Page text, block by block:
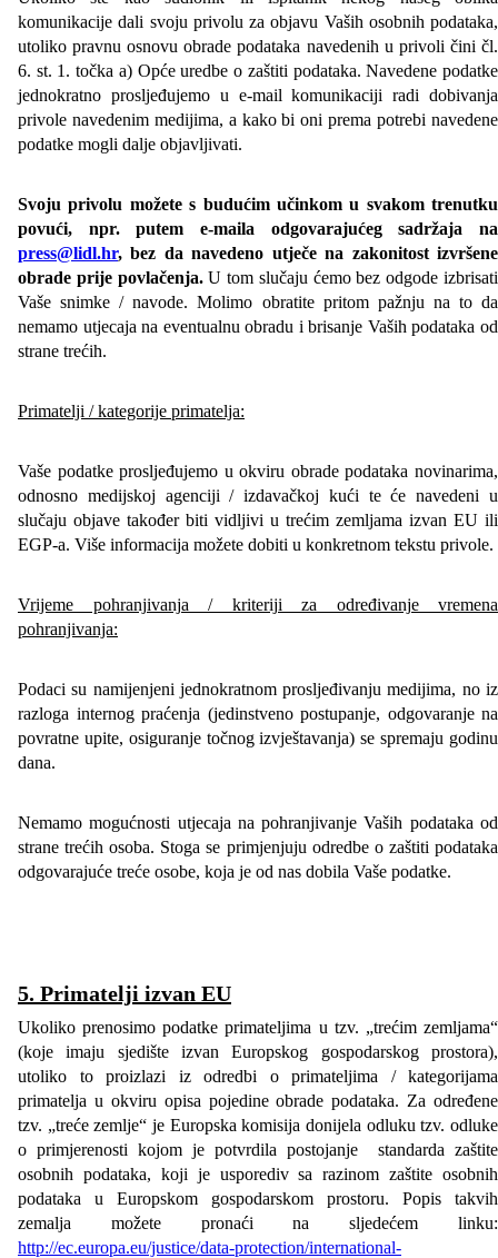
komunikacije dali svoju privolu za objavu Vaših osobnih podataka,
utoliko pravnu osnovu obrade podataka navedenih u privoli čini čl.
6. st. 1. točka a) Opće uredbe o zaštiti podataka. Navedene podatke
jednokratno prosljeđujemo u e-mail komunikaciji radi dobivanja
privole navedenim medijima, a kako bi oni prema potrebi navedene
podatke mogli dalje objavljivati.
Svoju privolu možete s budućim učinkom u svakom trenutku
povući, npr. putem e-maila odgovarajućeg sadržaja na
press@lidl.hr, bez da navedeno utječe na zakonitost izvršene
obrade prije povlačenja.U tom slučaju ćemo bez odgode izbrisati
Vaše snimke / navode. Molimo obratite pritom pažnju na to da
nemamo utjecaja na eventualnu obradu i brisanje Vaših podataka od
strane trećih.
Primatelji / kategorije primatelja:
Vaše podatke prosljeđujemo u okviru obrade podataka novinarima,
odnosno medijskoj agenciji / izdavačkoj kući te će navedeni u
slučaju objave također biti vidljivi u trećim zemljama izvan EU ili
EGP-a. Više informacija možete dobiti u konkretnom tekstu privole.
Vrijeme pohranjivanja / kriteriji za određivanje vremena
pohranjivanja:
Podaci su namijenjeni jednokratnom prosljeđivanju medijima, no iz
razloga internog praćenja (jedinstveno postupanje, odgovaranje na
povratne upite, osiguranje točnog izvještavanja) se spremaju godinu
dana.
Nemamo mogućnosti utjecaja na pohranjivanje Vaših podataka od
strane trećih osoba. Stoga se primjenjuju odredbe o zaštiti podataka
odgovarajuće treće osobe, koja je od nas dobila Vaše podatke.
5. Primatelji izvan EU
Ukoliko prenosimo podatke primateljima u tzv. „trećim zemljama“
(koje imaju sjedište izvan Europskog gospodarskog prostora),
utoliko to proizlazi iz odredbi o primateljima / kategorijama
primatelja u okviru opisa pojedine obrade podataka. Za određene
tzv. „treće zemlje“ je Europska komisija donijela odluku tzv. odluke
o primjerenosti kojom je potvrdila postojanje standarda zaštite
osobnih podataka, koji je usporediv sa razinom zaštite osobnih
podataka u Europskom gospodarskom prostoru. Popis takvih
zemalja možete pronaći na sljedećem linku:
http://ec.europa.eu/justice/data-protection/international-